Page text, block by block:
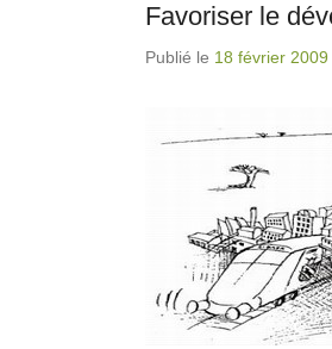
Favoriser le
Publié le 18 février 2009